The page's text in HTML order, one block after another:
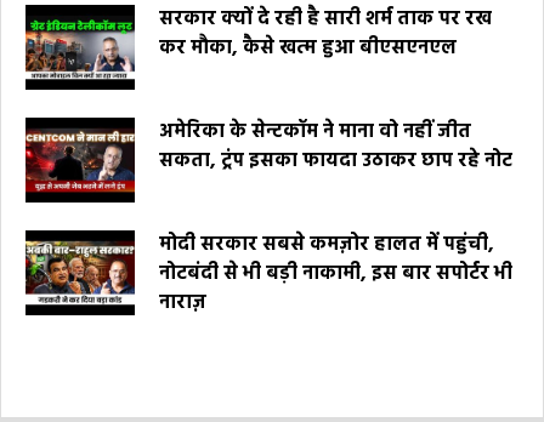
सरकार क्यों दे रही है सारी शर्म ताक पर रख
कर मौका, कैसे खत्म हुआ बीएसएनएल
अमेरिका के सेन्टकॉम ने माना वो नहीं जीत
सकता, ट्रंप इसका फायदा उठाकर छाप रहे नोट
मोदी सरकार सबसे कमज़ोर हालत में पहुंची,
नोटबंदी से भी बड़ी नाकामी, इस बार सपोर्टर भी
नाराज़